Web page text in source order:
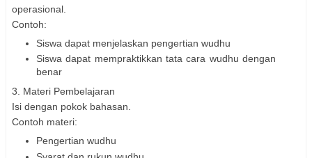
operasional.
Contoh:
Siswa dapat menjelaskan pengertian wudhu
Siswa dapat mempraktikkan tata cara wudhu dengan
benar
3. Materi Pembelajaran
Isi dengan pokok bahasan.
Contoh materi:
Pengertian wudhu